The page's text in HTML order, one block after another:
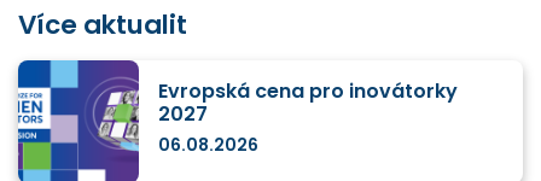
Více aktualit
Evropská cena pro inovátorky
2027
06.08.2026